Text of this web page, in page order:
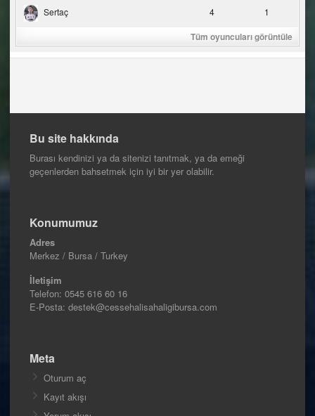
Sertaç 4 1
Tüm oyuncuları görüntüle
Bu site hakkında
Burası kendinizi ya da sitenizi tanıtmak, ya da emeği
geçenlerden bahsetmek için iyi bir yer olabilir.
Konumumuz
Adres
Merkez / Bursa / Turkey
İletişim
Telefon: 0545 616 60 16
E-Posta: destek@cessehalisahaligibursa.com
Meta
Oturum aç
Kayıt akışı